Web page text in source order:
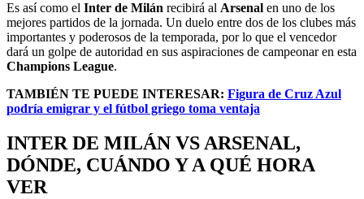
Es así como el Inter de Milán recibirá al Arsenal en uno de los
mejores partidos de la jornada. Un duelo entre dos de los clubes más
importantes y poderosos de la temporada, por lo que el vencedor
dará un golpe de autoridad en sus aspiraciones de campeonar en esta
Champions League.
TAMBIÉN TE PUEDE INTERESAR: Figura de Cruz Azul
podría emigrar y el fútbol griego toma ventaja
INTER DE MILÁN VS ARSENAL,
DÓNDE, CUÁNDO Y A QUÉ HORA
VER